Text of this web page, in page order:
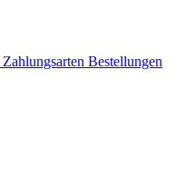
Zahlungsarten Bestellungen